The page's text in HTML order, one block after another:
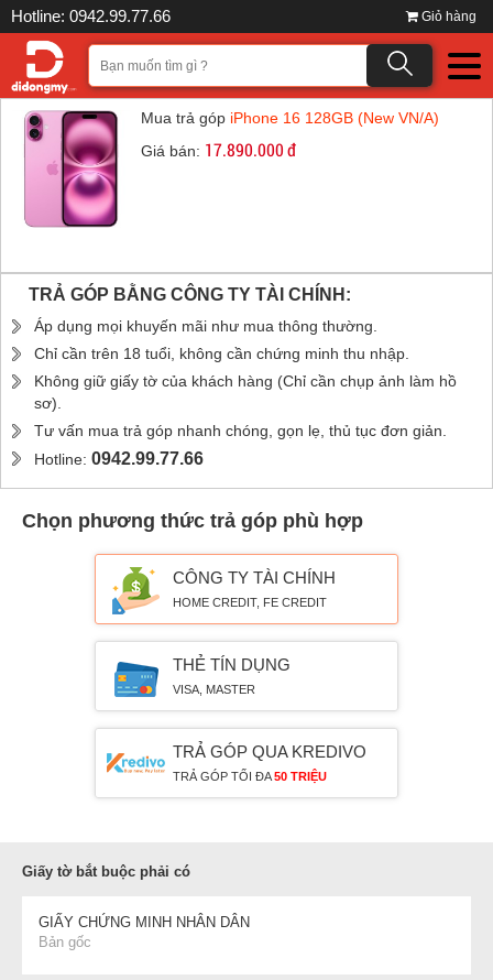
Hotline: 0942.99.77.66 Giỏ hàng
Mua trả góp iPhone 16 128GB (New VN/A)
Giá bán: 17.890.000 đ
TRẢ GÓP BẰNG CÔNG TY TÀI CHÍNH:
Áp dụng mọi khuyến mãi như mua thông thường.
Chỉ cần trên 18 tuổi, không cần chứng minh thu nhập.
Không giữ giấy tờ của khách hàng (Chỉ cần chụp ảnh làm hồ
sơ).
Tư vấn mua trả góp nhanh chóng, gọn lẹ, thủ tục đơn giản.
Hotline: 0942.99.77.66
Chọn phương thức trả góp phù hợp
CÔNG TY TÀI CHÍNH
HOME CREDIT, FE CREDIT
THẺ TÍN DỤNG
VISA, MASTER
TRẢ GÓP QUA KREDIVO
TRẢ GÓP TỐI ĐA50 TRIỆU
Giấy tờ bắt buộc phải có
GIẤY CHỨNG MINH NHÂN DÂN
Bản gốc